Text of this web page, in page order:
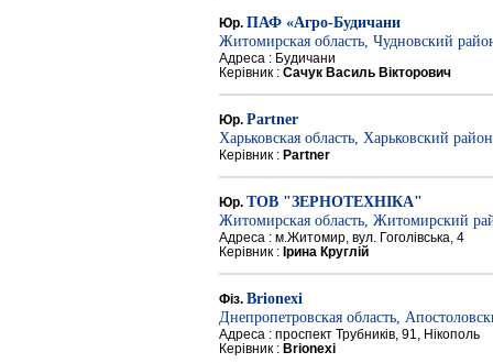
Юр. ПАФ «Агро-Будичани
Житомирская область, Чудновский
Адреса : Будичани
Керівник : Сачук Василь Вікторович
Юр. Partner
Харьковская область, Харьковский район
Керівник : Partner
Юр. ТОВ "ЗЕРНОТЕХНІКА"
Житомирская область, Житомирский
Адреса : м.Житомир, вул. Гоголівська, 4
Керівник : Ірина Круглій
Фіз. Brionexi
Днепропетровская область,
Адреса : проспект Трубників, 91, Нікополь
Керівник : Brionexi